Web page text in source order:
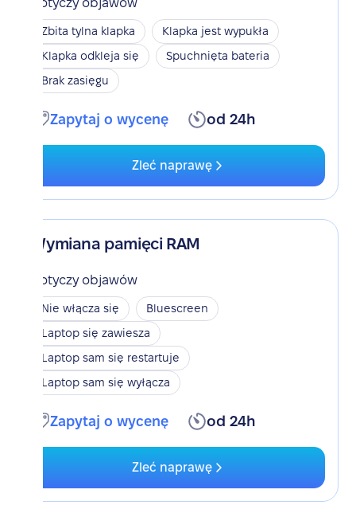
Dotyczy objawów
Zbita tylna klapka
Klapka jest wypukła
Klapka odkleja się
Spuchnięta bateria
Brak zasięgu
Zapytaj o wycenę od 24h
Zleć naprawę
Wymiana pamięci RAM
Dotyczy objawów
Nie włącza się
Bluescreen
Laptop się zawiesza
Laptop sam się restartuje
Laptop sam się wyłącza
Zapytaj o wycenę od 24h
Zleć naprawę